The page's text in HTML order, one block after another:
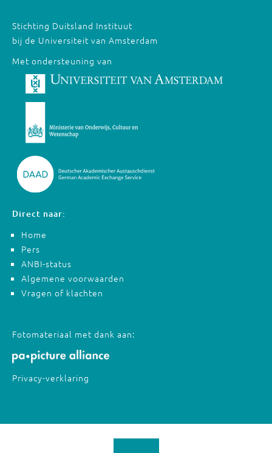
Stichting Duitsland Instituut
bij de Universiteit van Amsterdam
Met ondersteuning van
Direct naar:
Home
Pers
ANBI-status
Algemene voorwaarden
Vragen of klachten
Fotomateriaal met dank aan:
Privacy-verklaring